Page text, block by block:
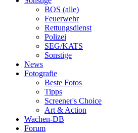
BOS (alle)
Feuerwehr
Rettungsdienst
Polizei
SEG/KATS
Sonstige
News
Fotografie
Beste Fotos
Tipps
Screener's Choice
Art & Action
Wachen-DB
Forum